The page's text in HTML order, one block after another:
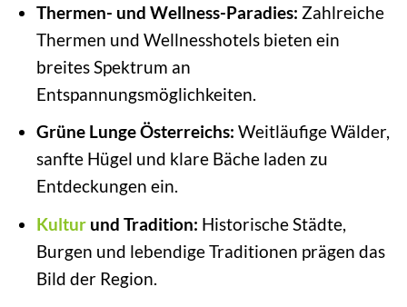
Thermen- und Wellness-Paradies: Zahlreiche
Thermen und Wellnesshotels bieten ein
breites Spektrum an
Entspannungsmöglichkeiten.
Grüne Lunge Österreichs: Weitläufige Wälder,
sanfte Hügel und klare Bäche laden zu
Entdeckungen ein.
Kulturund Tradition: Historische Städte,
Burgen und lebendige Traditionen prägen das
Bild der Region.